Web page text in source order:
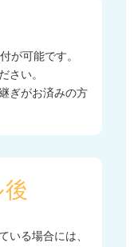
が可能です。
さい。
ぎがお済みの方
いる場合には、